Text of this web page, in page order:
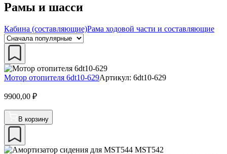
Рамы и шасси
Кабина (составляющие)Рама ходовой части и составляющие
Мотор отопителя 6dt10-629Артикул: 6dt10-629
9900,00 ₽
В корзину